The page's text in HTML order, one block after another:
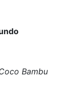
Bambu